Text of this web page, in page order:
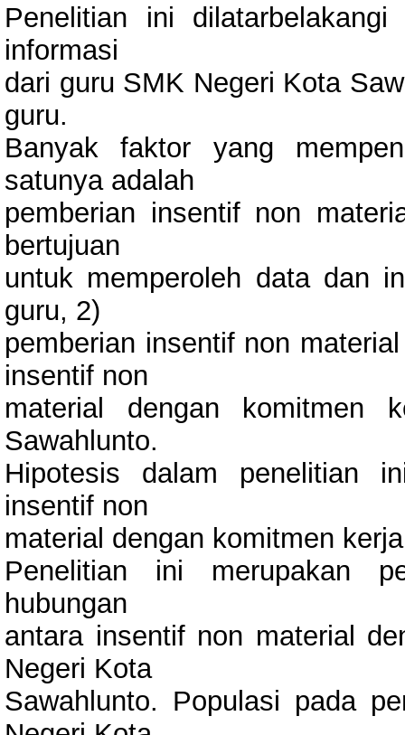
Penelitian ini
informasi
dari guru SMK Negeri Kota
guru.
Banyak faktor yang
satunya adalah
pemberian insentif non
bertujuan
untuk memperoleh data dan
guru, 2)
pemberian insentif non
insentif non
material dengan komitmen
Sawahlunto.
Hipotesis dalam penelitian
insentif non
material dengan komitmen
Penelitian ini merupakan
hubungan
antara insentif non material
Negeri Kota
Sawahlunto. Populasi pada